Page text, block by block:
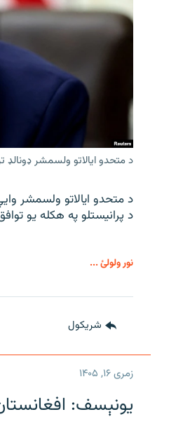
د متحدو ایالاتو ولسمشر ډونالډ
د متحدو ایالاتو ولسمشر
د پرانیستلو په هکله یو
نور ولولئ ...
شريکول
زمری ۱۶, ۱۴۰۵
یونېسف: